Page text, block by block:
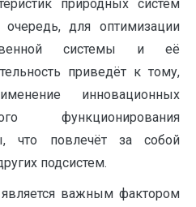
природных систем
для оптимизации
системы и её
приведёт к тому,
инновационных
функционирования
что повлечёт за собой
подсистем.
является важным фактором